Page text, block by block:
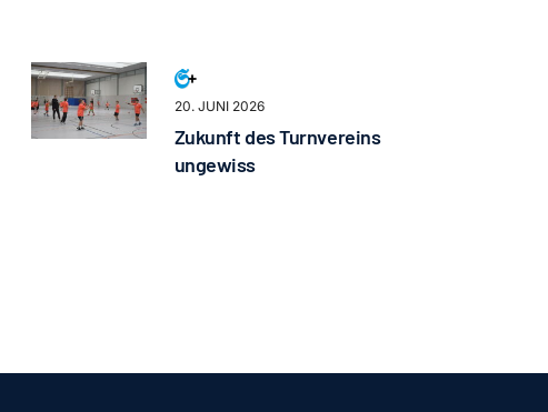
20. JUNI 2026
Zukunft des Turnvereins
ungewiss